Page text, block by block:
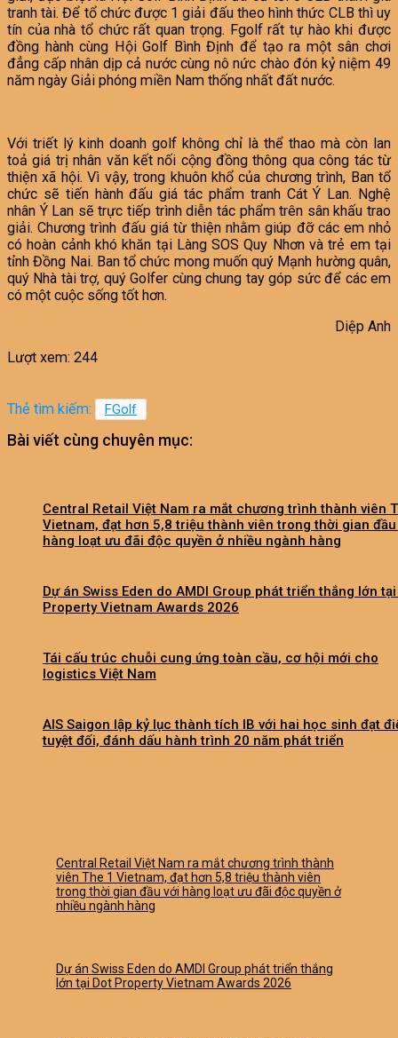
tranh tài. Để tổ chức được 1 giải đấu theo hình thức CLB thì uy
tín của nhà tổ chức rất quan trọng. Fgolf rất tự hào khi được
đồng hành cùng Hội Golf Bình Định để tạo ra một sân chơi
đẳng cấp nhân dịp cả nước cùng nô nức chào đón kỷ niệm 49
năm ngày Giải phóng miền Nam thống nhất đất nước.
Với triết lý kinh doanh golf không chỉ là thể thao mà còn lan
toả giá trị nhân văn kết nối cộng đồng thông qua công tác từ
thiện xã hội. Vì vậy, trong khuôn khổ của chương trình, Ban tổ
chức sẽ tiến hành đấu giá tác phẩm tranh Cát Ý Lan. Nghệ
nhân Ý Lan sẽ trực tiếp trình diễn tác phẩm trên sân khấu trao
giải. Chương trình đấu giá từ thiện nhằm giúp đỡ các em nhỏ
có hoàn cảnh khó khăn tại Làng SOS Quy Nhơn và trẻ em tại
tỉnh Đồng Nai. Ban tổ chức mong muốn quý Mạnh hường quân,
quý Nhà tài trợ, quý Golfer cùng chung tay góp sức để các em
có một cuộc sống tốt hơn.
Diệp Anh
Lượt xem: 244
Thẻ tìm kiếm: FGolf
Bài viết cùng chuyên mục:
Central Retail Việt Nam ra mắt chương trình thành viên
Vietnam, đạt hơn 5,8 triệu thành viên trong thời gian
hàng loạt ưu đãi độc quyền ở nhiều ngành hàng
Dự án Swiss Eden do AMDI Group phát triển thắng lớn
Property Vietnam Awards 2026
Tái cấu trúc chuỗi cung ứng toàn cầu, cơ hội mới cho
logistics Việt Nam
AIS Saigon lập kỷ lục thành tích IB với hai học sinh đạt
tuyệt đối, đánh dấu hành trình 20 năm phát triển
Central Retail Việt Nam ra mắt chương trình thành
viên The 1 Vietnam, đạt hơn 5,8 triệu thành viên
trong thời gian đầu với hàng loạt ưu đãi độc quyền ở
nhiều ngành hàng
Dự án Swiss Eden do AMDI Group phát triển thắng
lớn tại Dot Property Vietnam Awards 2026